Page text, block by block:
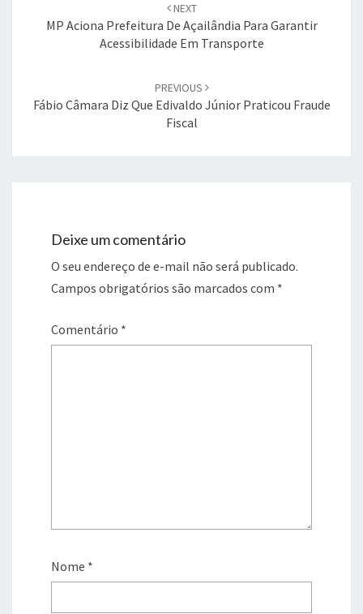
NEXT
MP Aciona Prefeitura De Açailândia Para Garantir
Acessibilidade Em Transporte
PREVIOUS
Fábio Câmara Diz Que Edivaldo Júnior Praticou Fraude
Fiscal
Deixe um comentário
O seu endereço de e-mail não será publicado.
Campos obrigatórios são marcados com *
Comentário *
Nome *